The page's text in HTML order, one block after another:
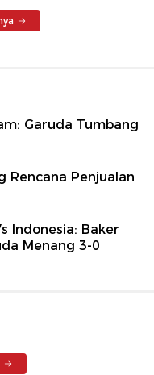
Garuda Tumbang
Rencana Penjualan
Indonesia: Baker
Menang 3-0